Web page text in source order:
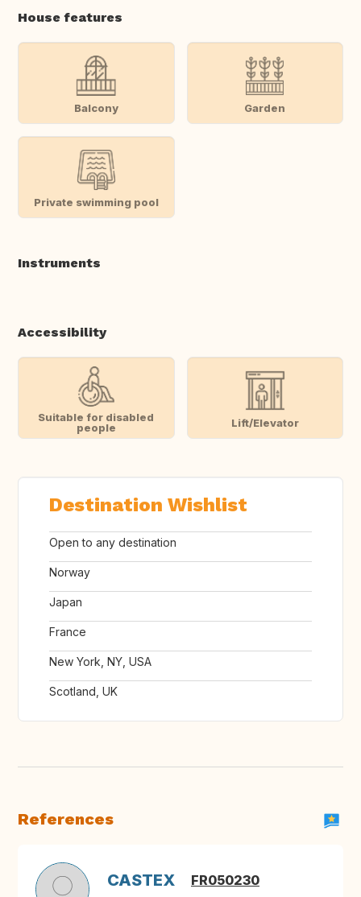
House features
Balcony Garden
Private swimming pool
Instruments
Accessibility
Suitable for disabled
people
Lift/Elevator
Destination Wishlist
Open to any destination
Norway
Japan
France
New York, NY, USA
Scotland, UK
References
CASTEX FR050230